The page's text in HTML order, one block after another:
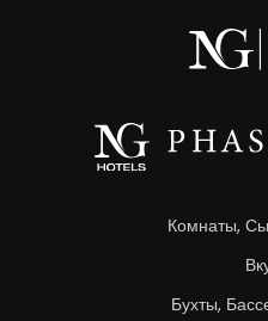
Комнаты,
Бухты,